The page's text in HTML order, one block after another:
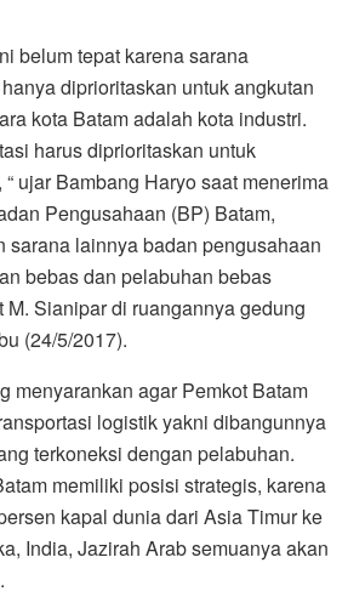
belum tepat karena sarana
diprioritaskan untuk angkutan
kota Batam adalah kota industri.
harus diprioritaskan untuk
ujar Bambang Haryo saat menerima
Pengusahaan (BP) Batam,
sarana lainnya badan pengusahaan
bebas dan pelabuhan bebas
M. Sianipar di ruangannya gedung
(24/5/2017).
menyarankan agar Pemkot Batam
logistik yakni dibangunnya
terkoneksi dengan pelabuhan.
memiliki posisi strategis, karena
kapal dunia dari Asia Timur ke
India, Jazirah Arab semuanya akan